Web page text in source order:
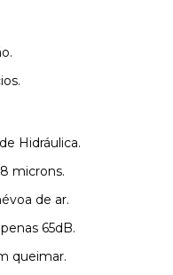
Hidráulica.
microns.
de ar.
65dB.
queimar.